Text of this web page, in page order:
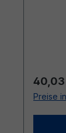
40,03
Preise